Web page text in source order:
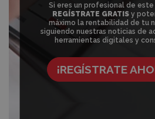
Si eres un profesional de este
REGÍSTRATE GRATISy
máximo la rentabilidad de tu
siguiendo nuestras noticias de
herramientas digitales y
¡REGÍSTRATE